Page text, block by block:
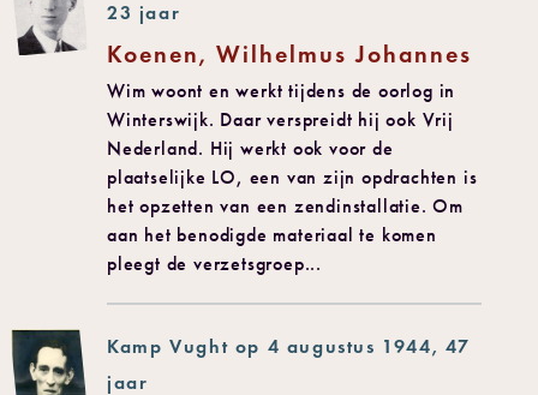
23 jaar
Koenen, Wilhelmus Johannes
Wim woont en werkt tijdens de oorlog in
Winterswijk. Daar verspreidt hij ook Vrij
Nederland. Hij werkt ook voor de
plaatselijke LO, een van zijn opdrachten is
het opzetten van een zendinstallatie. Om
aan het benodigde materiaal te komen
pleegt de verzetsgroep...
Kamp Vught op 4 augustus 1944, 47
jaar